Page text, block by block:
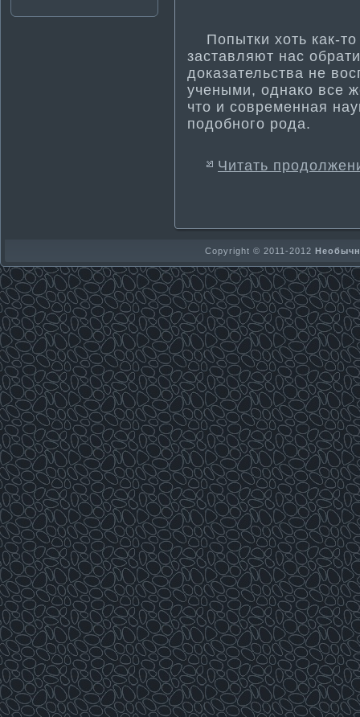
Попытки хоть как-то
заставляют нас
доказательства не
учеными, однако все
что и современная
подобного рода.
Читать
Copyright © 2011-2012